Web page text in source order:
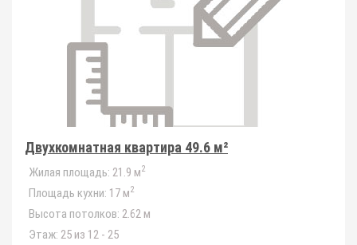
Двухкомнатная квартира 49.6 м²
Жилая площадь: 21.9 м2
Площадь кухни: 17 м2
Высота потолков: 2.62 м
Этаж: 25 из 12 - 25